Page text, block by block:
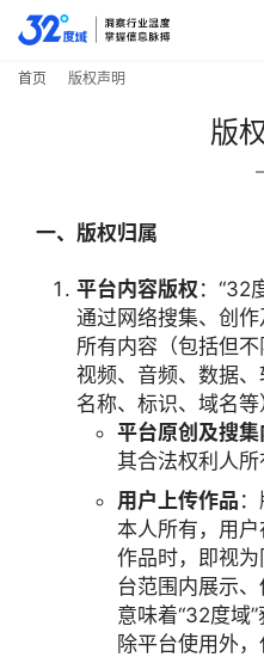
首页 版权声明
版
一、版权归属
平台内容版权 ：“32
通过网络搜集、创
所有内容（包括但不
视频、音频、数据、
名称、标识、域名等
平台原创及搜集
其合法权利人所
用户上传作品
本人所有，用户
作品时，即视
台范围内展示
意味着“32度域
除平台使用外